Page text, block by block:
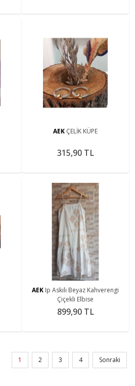
AEK ÇELİK KÜPE
315,90 TL
AEK Ip Askılı Beyaz Kahverengi
Çiçekli Elbise
899,90 TL
1 2 3 4 Sonraki